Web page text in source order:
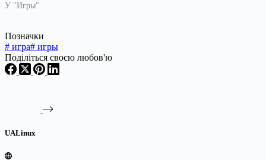
У "Игры"
Позначки
# игра# игры
Поділіться своєю любов'ю
UALinux